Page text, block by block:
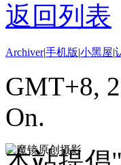
返回列表
Archiver|手机版|小黑屋|
GMT+8,
On.